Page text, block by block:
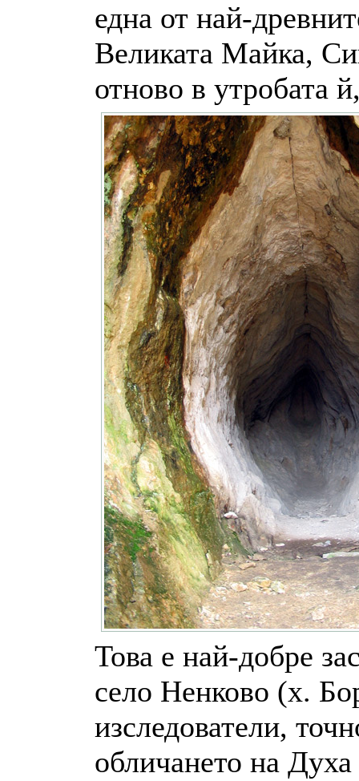
една от най-
Великата Майка,
отново в утробата
Това е най-добре
село Ненково (х.
изследователи,
обличането на